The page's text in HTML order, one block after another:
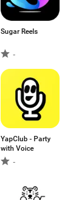
Sugar Reels
-
YapClub - Party
with Voice
-